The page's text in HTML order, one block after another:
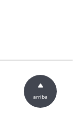
arriba